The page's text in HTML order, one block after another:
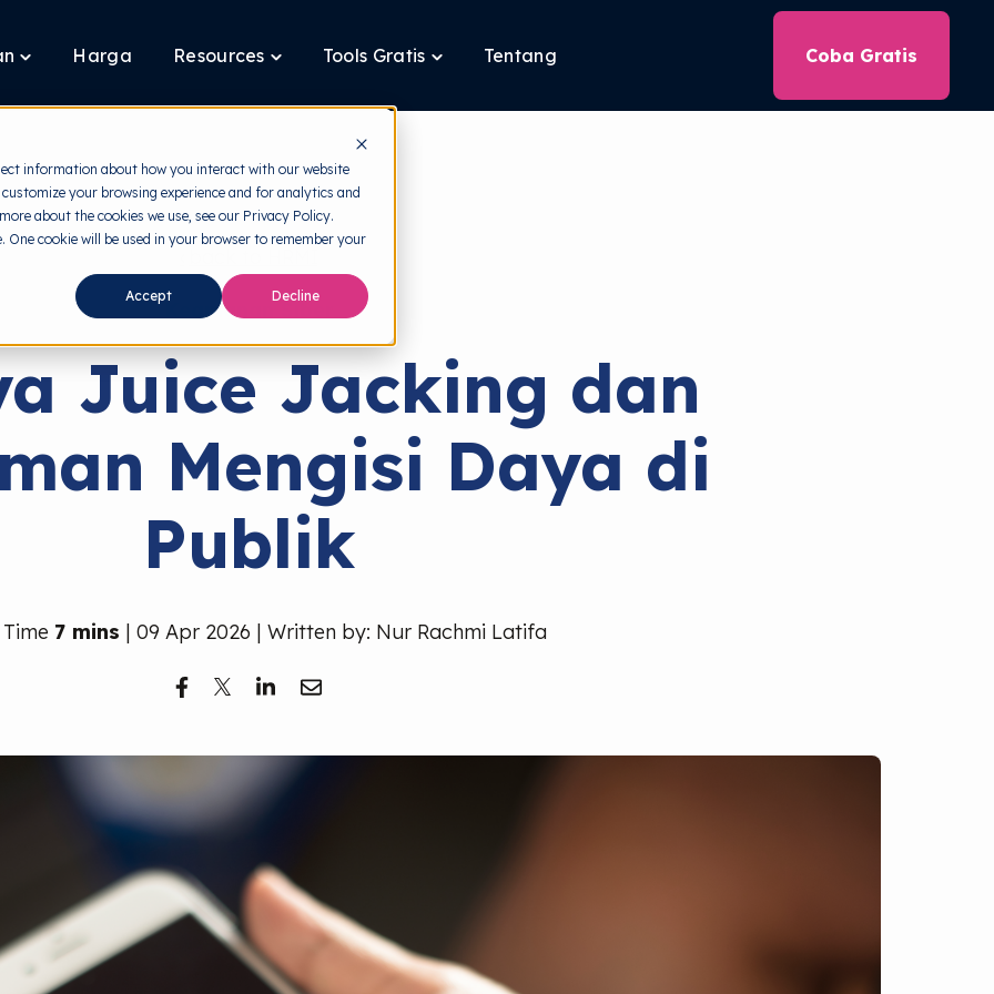
information about how you interact with our website
your browsing experience and for analytics and
about the cookies we use, see our Privacy Policy.
cookie will be used in your browser to remember your
Accept Decline
Toggle
Layanan
Harga Resources
Toggle
Resources
Tools Gratis
Toggle
Tools
Tentang Coba Gratis
Keamanan Siber
Juice Jacking dan
Mengisi Daya di
Publik
7 mins | 09 Apr 2026 | Written by: Nur Rachmi Latifa